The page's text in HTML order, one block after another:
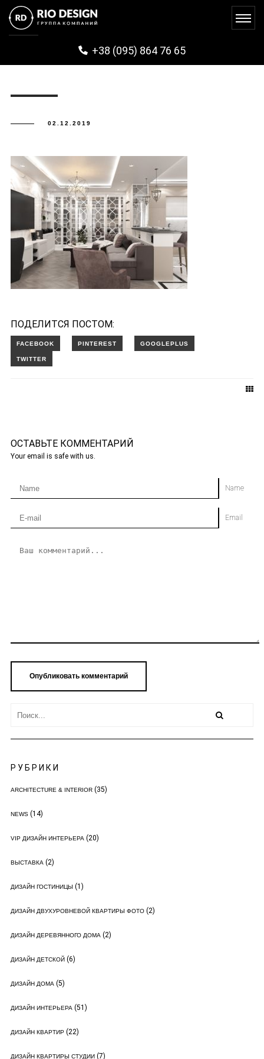
+38 (095) 864 76 65
PARKOZERA (8)
02.12.2019
ПОДЕЛИТСЯ ПОСТОМ:
ОСТАВЬТЕ КОММЕНТАРИЙ
Your email is safe with us.
Name
Email
РУБРИКИ
ARCHITECTURE & INTERIOR(35)
NEWS(14)
VIP ДИЗАЙН ИНТЕРЬЕРА(20)
ВЫСТАВКА(2)
ДИЗАЙН ГОСТИНИЦЫ (1)
ДИЗАЙН ДВУХУРОВНЕВОЙ КВАРТИРЫ ФОТО(2)
ДИЗАЙН ДЕРЕВЯННОГО ДОМА(2)
ДИЗАЙН ДЕТСКОЙ(6)
ДИЗАЙН ДОМА(5)
ДИЗАЙН ИНТЕРЬЕРА(51)
ДИЗАЙН КВАРТИР(22)
ДИЗАЙН КВАРТИРЫ СТУДИИ(7)